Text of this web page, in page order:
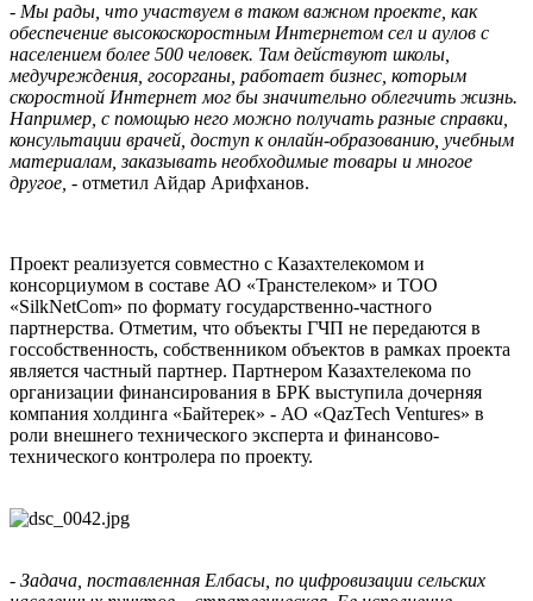
- Мы рады, что участвуем в таком важном проекте, как
обеспечение высокоскоростным Интернетом сел и аулов с
населением более 500 человек. Там действуют школы,
медучреждения, госорганы, работает бизнес, которым
скоростной Интернет мог бы значительно облегчить жизнь.
Например, с помощью него можно получать разные справки,
консультации врачей, доступ к онлайн-образованию, учебным
материалам, заказывать необходимые товары и многое
другое, - отметил Айдар Арифханов.
Проект реализуется совместно с Казахтелекомом и
консорциумом в составе АО «Транстелеком» и ТОО
«SilkNetCom» по формату государственно-частного
партнерства. Отметим, что объекты ГЧП не передаются в
госсобственность, собственником объектов в рамках проекта
является частный партнер. Партнером Казахтелекома по
организации финансирования в БРК выступила дочерняя
компания холдинга «Байтерек» - АО «QazTech Ventures» в
роли внешнего технического эксперта и финансово-
технического контролера по проекту.
- Задача, поставленная Елбасы, по цифровизации сельских